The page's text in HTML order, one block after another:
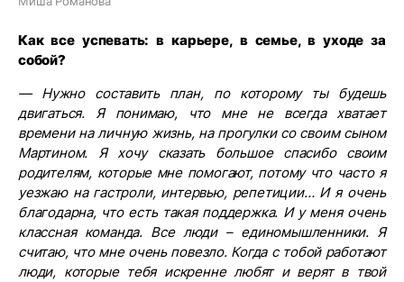
Как все успевать: в карьере, в семье, в уходе за
собой?
— Нужно составить план, по которому ты будешь
двигаться. Я понимаю, что мне не всегда хватает
времени на личную жизнь, на прогулки со своим сыном
Мартином. Я хочу сказать большое спасибо своим
родителям, которые мне помогают, потому что часто я
уезжаю на гастроли, интервью, репетиции… И я очень
благодарна, что есть такая поддержка. И у меня очень
классная команда. Все люди – единомышленники. Я
считаю, что мне очень повезло. Когда с тобой работают
люди, которые тебя искренне любят и верят в твой